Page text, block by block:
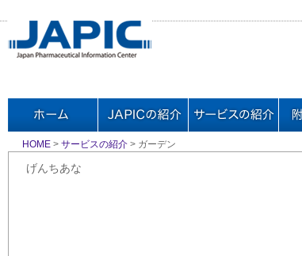
HOME > サービスの紹介 > ガーデン
げんちあな